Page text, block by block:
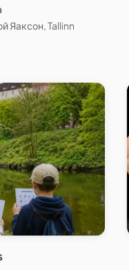
Яаксон, Tallinn